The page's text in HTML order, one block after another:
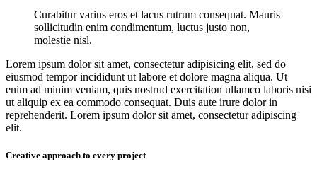
Curabitur varius eros et lacus rutrum consequat. Mauris
sollicitudin enim condimentum, luctus justo non,
molestie nisl.
Lorem ipsum dolor sit amet, consectetur adipisicing elit, sed do
eiusmod tempor incididunt ut labore et dolore magna aliqua. Ut
enim ad minim veniam, quis nostrud exercitation ullamco laboris nisi
ut aliquip ex ea commodo consequat. Duis aute irure dolor in
reprehenderit. Lorem ipsum dolor sit amet, consectetur adipiscing
elit.
Creative approach to every project